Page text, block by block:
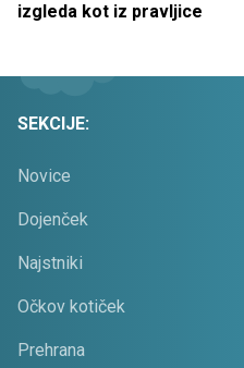
izgleda kot iz pravljice
SEKCIJE:
Novice
Dojenček
Najstniki
Očkov kotiček
Prehrana